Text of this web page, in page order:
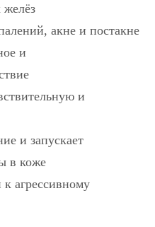
желёз
акне и постакне
и
и
и запускает
в коже
агрессивному